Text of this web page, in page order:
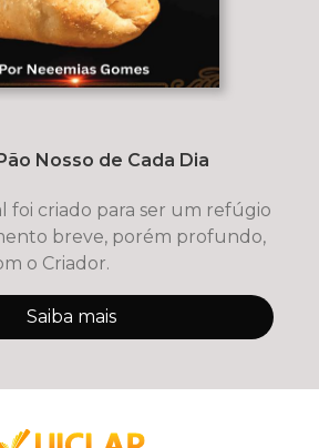
Nosso de Cada Dia
foi criado para ser um refúgio
breve, porém profundo,
o Criador.
Saiba mais